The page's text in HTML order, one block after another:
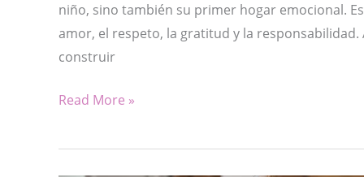
niño, sino también su primer hogar emocional.
amor, el respeto, la gratitud y la
construir
CRECER
EMOCIÓN
Read More »